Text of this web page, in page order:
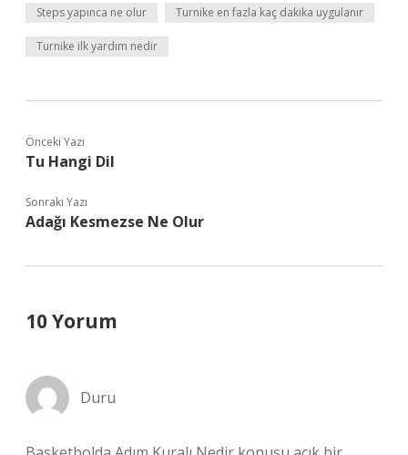
Steps yapınca ne olur Turnike en fazla kaç dakika uygulanır
Turnike ilk yardım nedir
Önceki Yazı
Tu Hangi Dil
Sonraki Yazı
Adağı Kesmezse Ne Olur
10 Yorum
Duru